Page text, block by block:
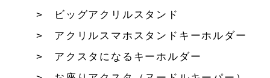
ビッグアクリルスタンド
アクリルスマホスタンドキーホルダー
アクスタになるキーホルダー